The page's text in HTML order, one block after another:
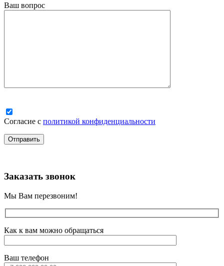
Ваш вопрос
Согласие с политикой конфиденциальности
Заказать звонок
Мы Вам перезвоним!
Как к вам можно обращаться
Ваш телефон